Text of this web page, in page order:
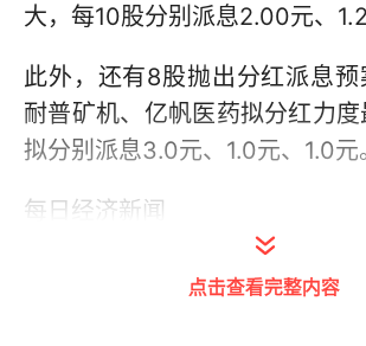
大，每10股分别派息2.00元、
此外，还有8股抛出分红派息预
耐普矿机、亿帆医药拟分红力
拟分别派息3.0元、1.0元、1.0元
每日经济新闻
点击查看完整内容